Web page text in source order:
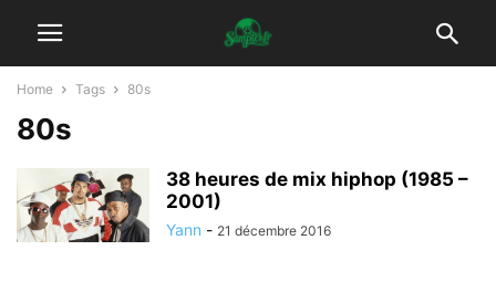
Home Tags 80s
80s
38 heures de mix hiphop (1985 –
2001)
Yann - 21 décembre 2016